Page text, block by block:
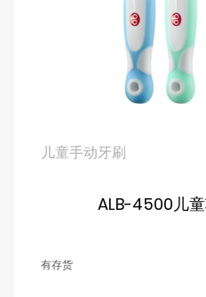
儿童手动牙刷
ALB-4500儿
有存货